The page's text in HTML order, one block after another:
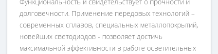
долговечности. Применение передовых технологий –
современных сплавов, специальных металлопокрытий,
новейших светодиодов - позволяет достичь
максимальной эффективности в работе осветительных